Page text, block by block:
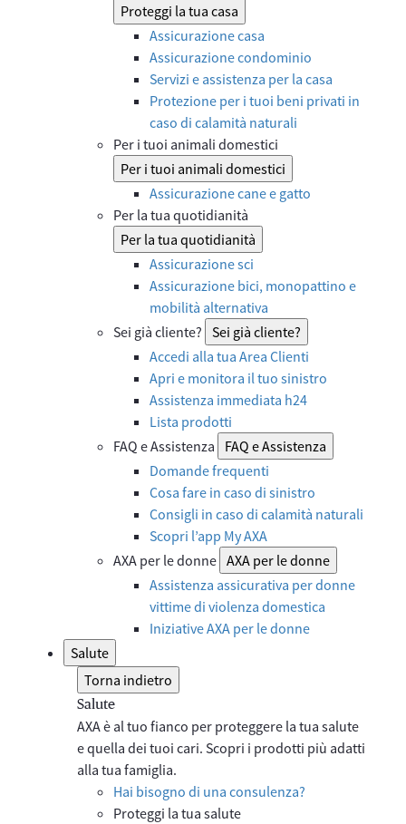
Proteggi la tua casa
Assicurazione casa
Assicurazione condominio
Servizi e assistenza per la casa
Protezione per i tuoi beni privati in
caso di calamità naturali
Per i tuoi animali domestici
Per i tuoi animali domestici
Assicurazione cane e gatto
Per la tua quotidianità
Per la tua quotidianità
Assicurazione sci
Assicurazione bici, monopattino e
mobilità alternativa
Sei già cliente? Sei già cliente?
Accedi alla tua Area Clienti
Apri e monitora il tuo sinistro
Assistenza immediata h24
Lista prodotti
FAQ e Assistenza
FAQ e Assistenza
Domande frequenti
Cosa fare in caso di sinistro
Consigli in caso di calamità naturali
Scopri l’app My AXA
AXA per le donne AXA per le donne
Assistenza assicurativa per donne
vittime di violenza domestica
Iniziative AXA per le donne
Salute
Torna indietro
Salute
AXA è al tuo fianco per proteggere la tua salute
e quella dei tuoi cari. Scopri i prodotti più adatti
alla tua famiglia.
Hai bisogno di una consulenza?
Proteggi la tua salute